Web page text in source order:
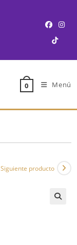
0 Menú
Siguiente producto